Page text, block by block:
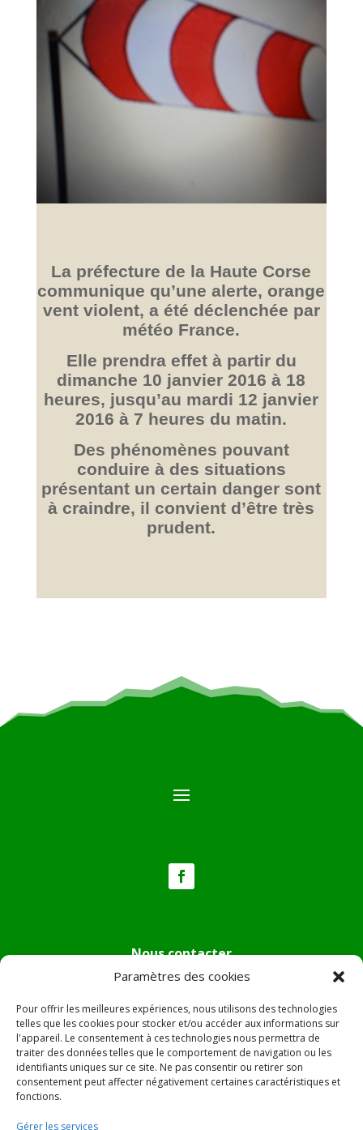
Paramètres des cookies
Pour offrir les meilleures expériences, nous utilisons des technologies
telles que les cookies pour stocker et/ou accéder aux informations sur
l'appareil. Le consentement à ces technologies nous permettra de
traiter des données telles que le comportement de navigation ou les
identifiants uniques sur ce site. Ne pas consentir ou retirer son
consentement peut affecter négativement certaines caractéristiques et
fonctions.
Gérer les services
La préfecture de la Haute Corse
communique qu’une alerte, orange
vent violent, a été déclenchée par
météo France.
Elle prendra effet à partir du
dimanche 10 janvier 2016 à 18
heures, jusqu’au mardi 12 janvier
2016 à 7 heures du matin.
Des phénomènes pouvant
conduire à des situations
présentant un certain danger sont
à craindre, il convient d’être très
prudent.
Nous contacter
Tél :04.95.36.24.02
Mail:
mairie.pietradiverde@wanadoo.fr
Adresse :Hôtel de ville de Pietra di Verde
Le village
20230 Pietra di Verde
© 2022 Mairie de Pietra Di Verde – Réalisation